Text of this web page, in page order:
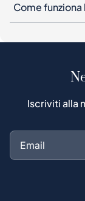
Come
Iscriviti alla